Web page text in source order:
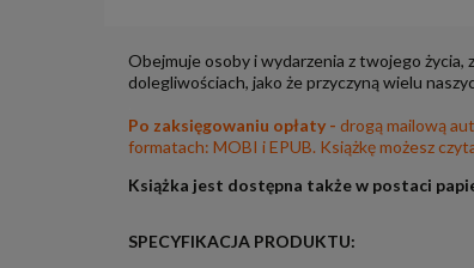
Obejmuje osoby i wydarzenia z twojego życia,
dolegliwościach, jako że przyczyną wielu
Po zaksięgowaniu opłaty - drogą mailową
formatach: MOBI i EPUB. Książkę możesz
Książka jest dostępna także w postaci
SPECYFIKACJA PRODUKTU: